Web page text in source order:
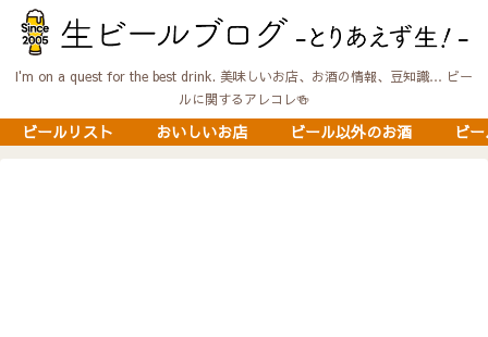
I'm on a quest for the best drink. 美味しいお店、お酒の情報、豆知識… ビー
ルに関するアレコレ🍻
ビールリスト おいしいお店 ビール以外のお酒 ビ